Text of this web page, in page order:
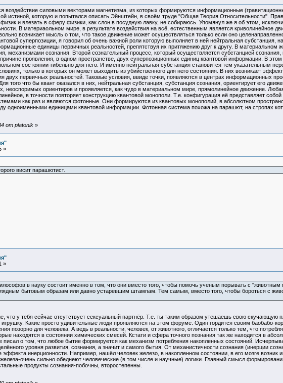
воздействие силовыми векторами магнетизма, из которых формируются информационные
истиной, которую и попытался описать Эйнштейн, в своём труде "Общая Теория Относительности".
и влезать в сферу физики, как слон в посудную лавку, не собираюсь. Упомянул же я об этом,
В материаольном мире, в результате воздействия на всё, естественным является криволинейное
возникает мысль о том, что такое движение может осуществляться только если оно
суперпозиции, я говорил об очень важной роли которую выполняет в ней нейтральная субстанция,
единицы первичных реальностей, препятствуя их притяжению друг к другу. В материальном
механизмами сознания. Второй сознательный процесс, который осуществляется субстанцией сознания,
проявления, в одном пространстве, двух суперпозиционных единиц квантовой информации. В этом
состоянии-гибельно для него. И именно нейтральная субстанция становится тем указательным
только в которых он может выходить из убийственного для него состояния. В них возникает
двух первичных реальностей. Таковые условия, ввиде точки, появляются в центрах информационных
того что бы квант оказался в них, нейтральная субстанция, субстанция сознания, ориентирует его
неоспоримых ориентиров и проявляется, как чудо в материальном мире, прямолинейное движение.
в точности повторяет конструкцию квантовой монополи. Т.е. конфигурация её представляет
как раз и являются фотонные. Они формируются из квантовых монополий, в абсолютном
одноименными единицами квантовой информации. Фотонная система похожа на парашют, на стропах
от platonik»
»
висит парашютист.
»
в науку состоит именно в том, что они вместо того, чтобы помочь ученым порывать с
бытовым образам или давно устаревшим штампам. Тем самым, вместо того, чтобы бороться с
что у тебя сейчас отсутствует сексуальный партнёр. Т.е. ты таким образом утешаешь свою скучающую
Какие просто удивительные люди проявляются на этом форуме. Один гордится своим баобабо-
позорно для человека. А ведь в реальности, человек, от животного, отличается только тем, что
находятся в состоянии химических смесей. Кстати и сфера точного познания так же находится в
о том, что любое бытие формируется как механизм потребления накопленных состояний.
уровня развития, сознания, а значит и самого бытия. От механистичности сознания (инерции
инерционности. Например, нашёл человек железо, в накопленном состоянии, в его мозге возник
очень сильно обеднеют человеческие (в том числе и научные) логики. Главный смысл
продукты сознания-побочны, второстепенны.